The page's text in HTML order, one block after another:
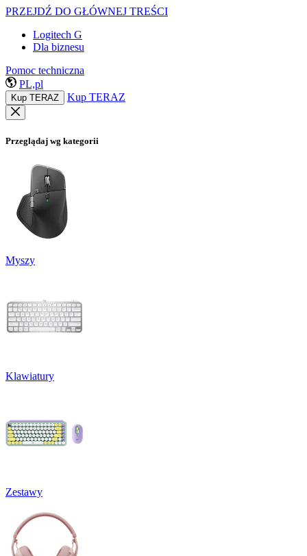
PRZEJDŹ DO GŁÓWNEJ TREŚCI
Logitech G
Dla biznesu
Pomoc techniczna
PL,pl
Kup TERAZ Kup TERAZ
Przeglądaj wg kategorii
Myszy
Klawiatury
Zestawy